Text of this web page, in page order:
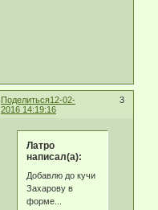
Поделиться 3
12-02-
2016 14:19:16
Латро
написал(а):
Добавлю до кучи
Захарову в
форме...